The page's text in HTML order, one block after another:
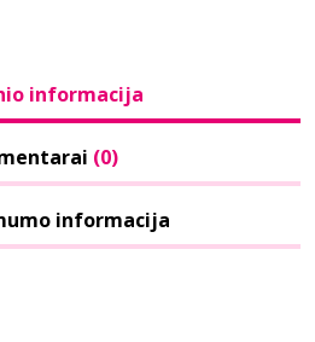
informacija
(0)
informacija